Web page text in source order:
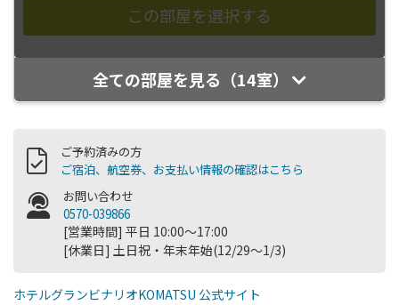
全ての部屋を見る（14室）
ご予約済みの方
ご宿泊、航空券、お支払い情報の確認はこちら
お問い合わせ
0570-039866
[営業時間] 平日 10:00～17:00
[休業日] 土日祝・年末年始(12/29～1/3)
ホテルグランビナリオKOMATSU 公式サイト